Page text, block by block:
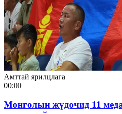
Амттай ярилцлага
00:00
Монголын жүдочид 11